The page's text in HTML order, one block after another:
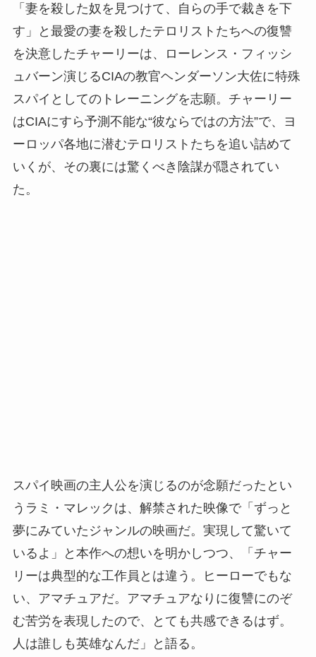
「妻を殺した奴を見つけて、自らの手で裁きを下
す」と最愛の妻を殺したテロリストたちへの復讐
を決意したチャーリーは、ローレンス・フィッシ
ュバーン演じるCIAの教官ヘンダーソン大佐に特殊
スパイとしてのトレーニングを志願。チャーリー
はCIAにすら予測不能な“彼ならではの方法”で、ヨ
ーロッパ各地に潜むテロリストたちを追い詰めて
いくが、その裏には驚くべき陰謀が隠されてい
た。
スパイ映画の主人公を演じるのが念願だったとい
うラミ・マレックは、解禁された映像で「ずっと
夢にみていたジャンルの映画だ。実現して驚いて
いるよ」と本作への想いを明かしつつ、「チャー
リーは典型的な工作員とは違う。ヒーローでもな
い、アマチュアだ。アマチュアなりに復讐にのぞ
む苦労を表現したので、とても共感できるはず。
人は誰しも英雄なんだ」と語る。